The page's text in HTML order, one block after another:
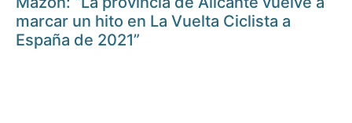
marcar un hito en La Vuelta Ciclista a
España de 2021”